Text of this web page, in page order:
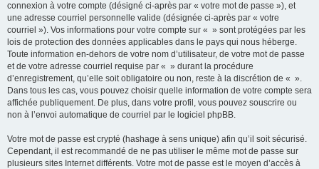
connexion à votre compte (désigné ci-après par « votre mot de passe »), et
une adresse courriel personnelle valide (désignée ci-après par « votre
courriel »). Vos informations pour votre compte sur « » sont protégées par les
lois de protection des données applicables dans le pays qui nous héberge.
Toute information en-dehors de votre nom d’utilisateur, de votre mot de passe
et de votre adresse courriel requise par « » durant la procédure
d’enregistrement, qu’elle soit obligatoire ou non, reste à la discrétion de « ».
Dans tous les cas, vous pouvez choisir quelle information de votre compte sera
affichée publiquement. De plus, dans votre profil, vous pouvez souscrire ou
non à l’envoi automatique de courriel par le logiciel phpBB.
Votre mot de passe est crypté (hashage à sens unique) afin qu’il soit sécurisé.
Cependant, il est recommandé de ne pas utiliser le même mot de passe sur
plusieurs sites Internet différents. Votre mot de passe est le moyen d’accès à